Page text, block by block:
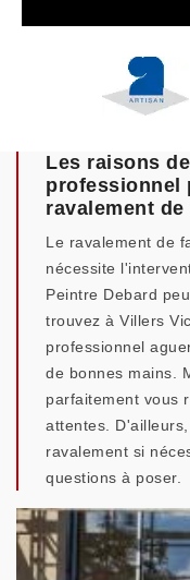
Les raisons
professionnel
ravalement
Le ravalement de
nécessite
Peintre Debard
trouvez à Villers
professionnel
de bonnes mains.
parfaitement vous
attentes.
ravalement si
questions à poser.